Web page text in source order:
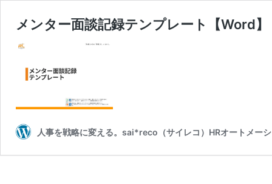
メンター面談記録テンプレート【Word】
人事を戦略に変える。sai*reco（サイレコ）HRオートメー